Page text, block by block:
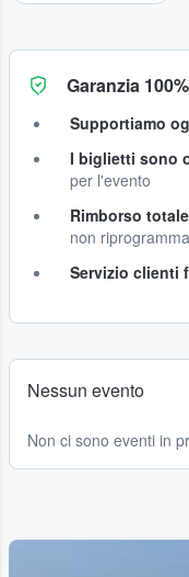
Garanzia 100%
Supportiamo
I biglietti sono
per l'evento
Rimborso
non
Servizio clienti
Nessun evento
Non ci sono eventi in
...